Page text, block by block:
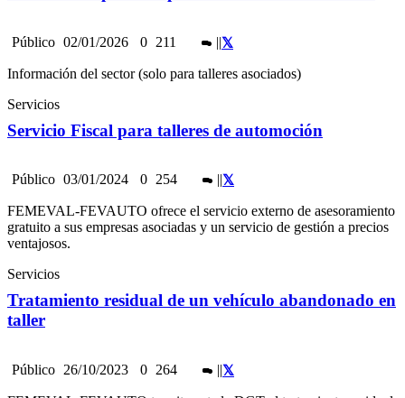
Público 02/01/2026 0 211 ||
Información del sector (solo para talleres asociados)
Servicios
Servicio Fiscal para talleres de automoción
Público 03/01/2024 0 254 ||
FEMEVAL-FEVAUTO ofrece el servicio externo de asesoramiento
gratuito a sus empresas asociadas y un servicio de gestión a precios
ventajosos.
Servicios
Tratamiento residual de un vehículo abandonado en
taller
Público 26/10/2023 0 264 ||